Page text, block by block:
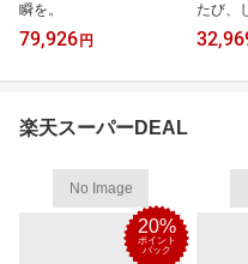
瞬を。
79,926 円
たび、
楽天スーパーDEAL
No Image
20%
ポイント
バック